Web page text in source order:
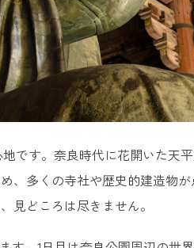
です。奈良時代に花開いた天
、多くの寺社や歴史的建造物
見どころは尽きません。